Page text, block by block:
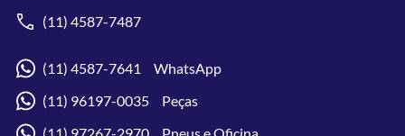
(11) 4587-7487
(11) 4587-7641 WhatsApp
(11) 96197-0035 Peças
(11) 97267-2970 Pneus e Oficina